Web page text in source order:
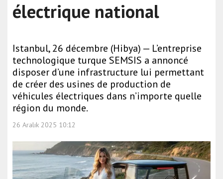
électrique national
Istanbul, 26 décembre (Hibya) — L’entreprise
technologique turque SEMSIS a annoncé
disposer d’une infrastructure lui permettant
de créer des usines de production de
véhicules électriques dans n’importe quelle
région du monde.
26 Aralık 2025 10:12